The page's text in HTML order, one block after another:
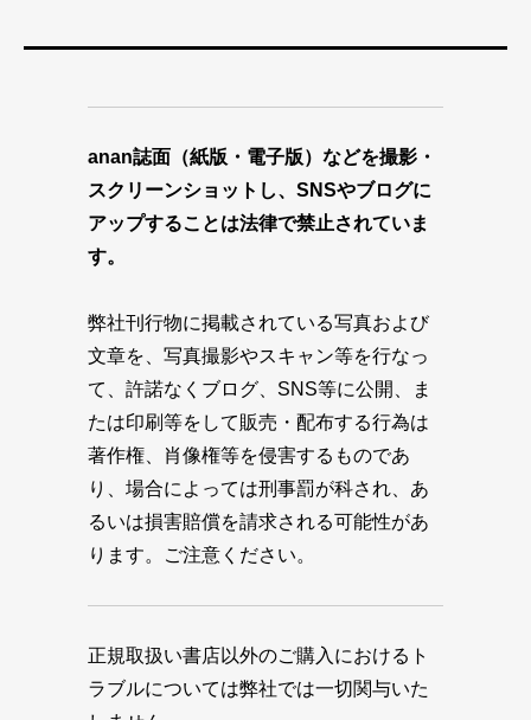
anan誌面（紙版・電子版）などを撮影・
スクリーンショットし、SNSやブログに
アップすることは法律で禁止されていま
す。
弊社刊行物に掲載されている写真および
文章を、写真撮影やスキャン等を行なっ
て、許諾なくブログ、SNS等に公開、ま
たは印刷等をして販売・配布する行為は
著作権、肖像権等を侵害するものであ
り、場合によっては刑事罰が科され、あ
るいは損害賠償を請求される可能性があ
ります。ご注意ください。
正規取扱い書店以外のご購入におけるト
ラブルについては弊社では一切関与いた